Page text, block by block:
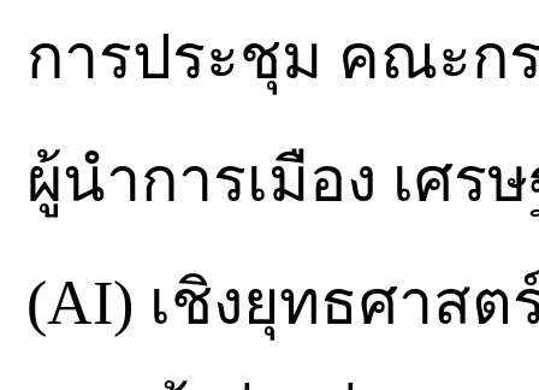
การประชุม คณะก
ผู้นำการเมือง เศร
(AI) เชิงยุทธศาสต